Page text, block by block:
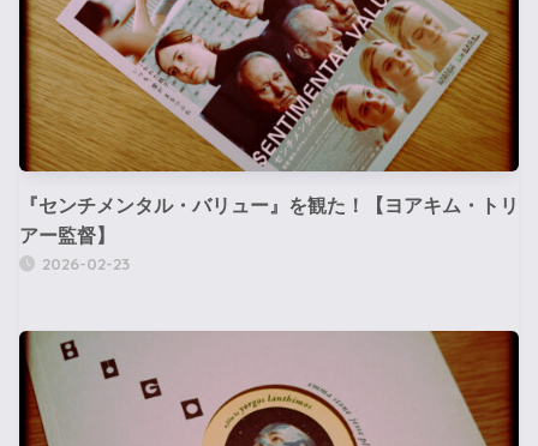
『センチメンタル・バリュー』を観た！【ヨアキム・トリ
アー監督】
2026-02-23